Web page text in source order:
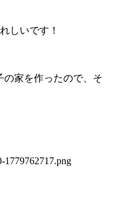
しいです！
の家を作ったので、そ